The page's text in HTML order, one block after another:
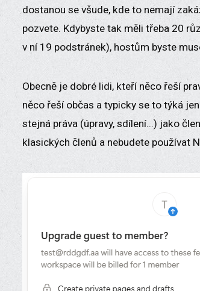
dostanou se všude, kde to nemají
pozvete. Kdybyste tak měli třeba 20
v ní 19 podstránek), hostům byste
Obecně je dobré lidi, kteří něco řeší
něco řeší občas a typicky se to týká
stejná práva (úpravy, sdílení...) jako
klasických členů a nebudete používat